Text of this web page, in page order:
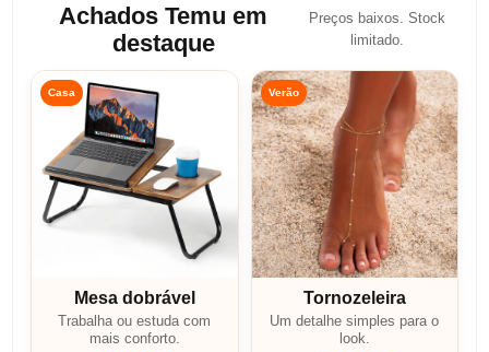
Achados Temu em
destaque
Preços baixos. Stock
limitado.
Casa
Mesa dobrável
Trabalha ou estuda com
mais conforto.
Verão
Tornozeleira
Um detalhe simples para o
look.